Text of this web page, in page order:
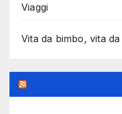
Viaggi
Vita da bimbo, vita